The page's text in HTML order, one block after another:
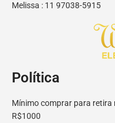
Melissa : 11 97038-5915
Política
Mínimo comprar para
R$1000